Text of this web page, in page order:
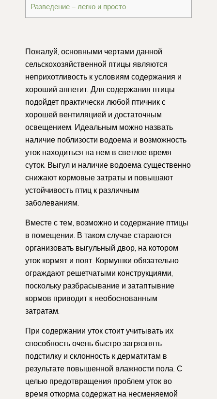
Разведение – легко и просто
Пожалуй, основными чертами данной
сельскохозяйственной птицы являются
неприхотливость к условиям содержания и
хороший аппетит. Для содержания птицы
подойдет практически любой птичник с
хорошей вентиляцией и достаточным
освещением. Идеальным можно назвать
наличие поблизости водоема и возможность
уток находиться на нем в светлое время
суток. Выгул и наличие водоема существенно
снижают кормовые затраты и повышают
устойчивость птиц к различным
заболеваниям.
Вместе с тем, возможно и содержание птицы
в помещении. В таком случае стараются
организовать выгульный двор, на котором
уток кормят и поят. Кормушки обязательно
ограждают решетчатыми конструкциями,
поскольку разбрасывание и затаптывние
кормов приводит к необоснованным
затратам.
При содержании уток стоит учитывать их
способность очень быстро загрязнять
подстилку и склонность к дерматитам в
результате повышенной влажности пола. С
целью предотвращения проблем уток во
время откорма содержат на несменяемой